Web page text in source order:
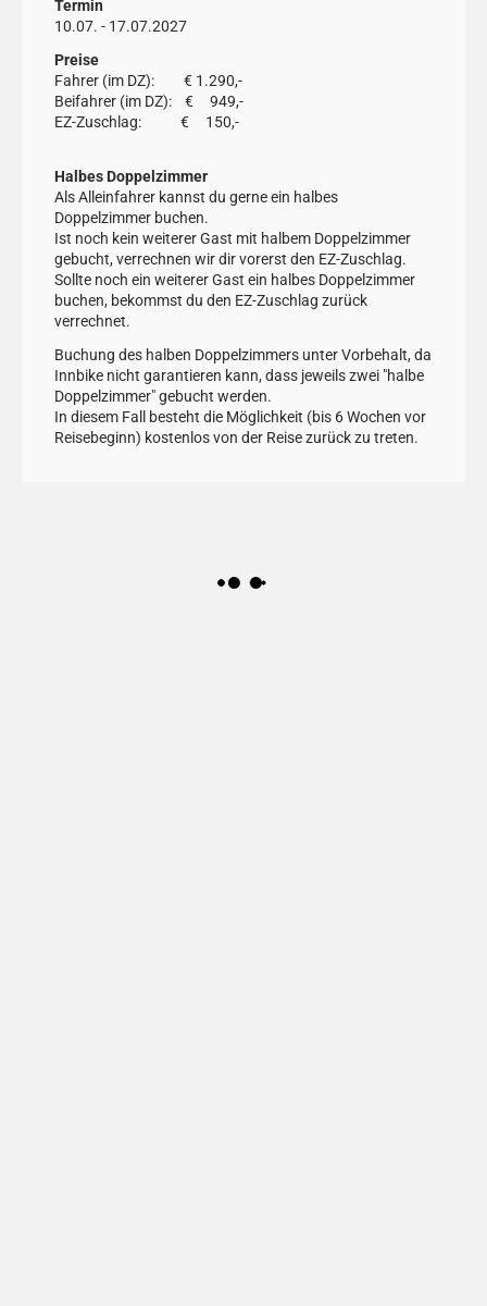
Termin
10.07. - 17.07.2027
Preise
Fahrer (im DZ): € 1.290,-
Beifahrer (im DZ): € 949,-
EZ-Zuschlag: € 150,-
Halbes Doppelzimmer
Als Alleinfahrer kannst du gerne ein halbes
Doppelzimmer buchen.
Ist noch kein weiterer Gast mit halbem Doppelzimmer
gebucht, verrechnen wir dir vorerst den EZ-Zuschlag.
Sollte noch ein weiterer Gast ein halbes Doppelzimmer
buchen, bekommst du den EZ-Zuschlag zurück
verrechnet.
Buchung des halben Doppelzimmers unter Vorbehalt, da
Innbike nicht garantieren kann, dass jeweils zwei "halbe
Doppelzimmer" gebucht werden.
In diesem Fall besteht die Möglichkeit (bis 6 Wochen vor
Reisebeginn) kostenlos von der Reise zurück zu treten.